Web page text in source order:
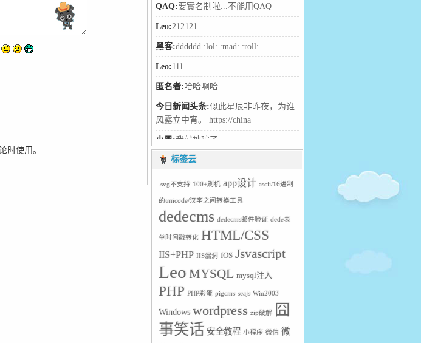
时使用。
Leo:1111
Leo:！---
QAQ:要實名制啦...不能用QAQ
Leo:212121
黑客:dddddd :lol: :mad: :roll:
Leo: 111
匿名者: 哈哈啊哈
今日新闻头条:似此星辰非昨夜，为谁
风露立中宵。 https://china
小黑:我就被骗了
Leo::lol: :lol:
笑笑:hello大神，学习了
小暖:居然
Leo: 得得得
ni:dd :twisted: :lol: :shock:
Leo:欢迎欢迎
标签云
.svg不支持 100+刷机 app设计 ascii/16进制
的unicode/汉字之间转换工具
dedecms dedecms邮件验证 dede表
单时间戳转化 HTML/CSS
IIS+PHP IIS漏洞 IOS Jsvascript
Leo MYSQL mysql注入
PHP PHP彩蛋 pigcms seajs Win2003
Windows wordpress zip破解
囧
事笑话 安全教程 小程序 微信 微